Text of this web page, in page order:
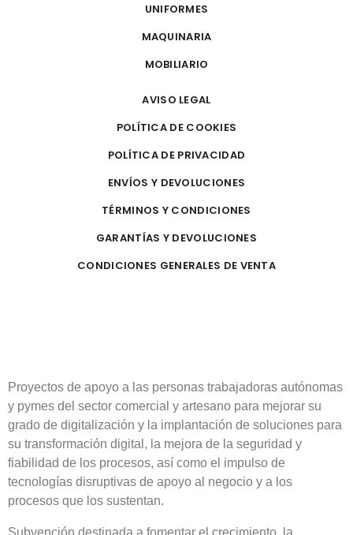
UNIFORMES
MAQUINARIA
MOBILIARIO
AVISO LEGAL
POLÍTICA DE COOKIES
POLÍTICA DE PRIVACIDAD
ENVÍOS Y DEVOLUCIONES
TÉRMINOS Y CONDICIONES
GARANTÍAS Y DEVOLUCIONES
CONDICIONES GENERALES DE VENTA
Proyectos de apoyo a las personas trabajadoras autónomas
y pymes del sector comercial y artesano para mejorar su
grado de digitalización y la implantación de soluciones para
su transformación digital, la mejora de la seguridad y
fiabilidad de los procesos, así como el impulso de
tecnologías disruptivas de apoyo al negocio y a los
procesos que los sustentan.
Subvención destinada a fomentar el crecimiento, la